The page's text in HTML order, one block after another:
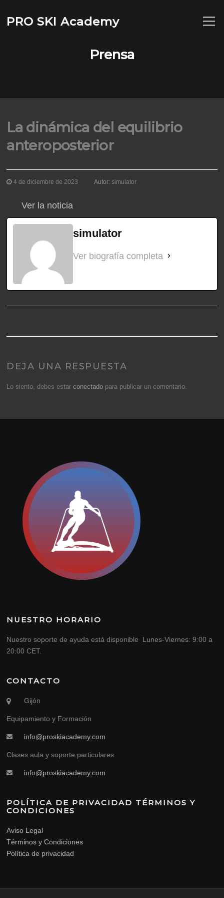
contenido
PRO SKI Academy Menú
Prensa
La dinámica del equilibrio
anteroposterior
4 de diciembre de 2023 Autor:simulator
Ver la noticia
simulator
Ver biografía completa
DEJA UNA RESPUESTA
Lo siento, debes estarconectado para publicar un comentario.
NUESTRO HORARIO
Nuestro soporte de ayuda está disponible Lunes-Viernes: 9:00 a
20:00 CET.
CONTACTO
Gijón
Equipamiento y Formación
info@proskiacademy.com
Clases aula y soporte particulares
info@proskiacademy.com
POLÍTICA DE PRIVACIDAD TÉRMINOS Y
CONDICIONES
Aviso Legal
Términos y Condiciones
Política de privacidad